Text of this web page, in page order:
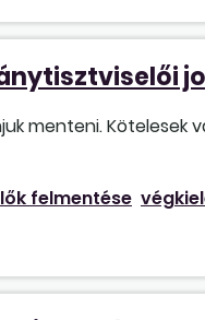
menteni.
felmentése